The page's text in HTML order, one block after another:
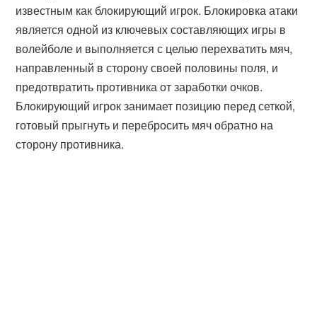
известным как блокирующий игрок. Блокировка атаки
является одной из ключевых составляющих игры в
волейболе и выполняется с целью перехватить мяч,
направленный в сторону своей половины поля, и
предотвратить противника от заработки очков.
Блокирующий игрок занимает позицию перед сеткой,
готовый прыгнуть и перебросить мяч обратно на
сторону противника.